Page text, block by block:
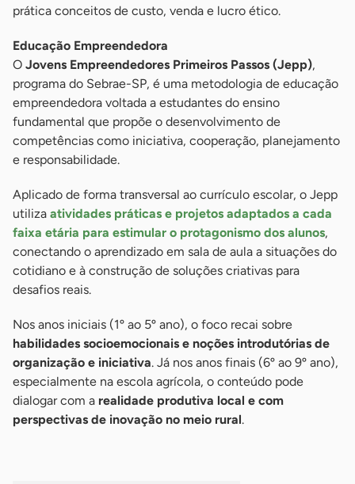
prática conceitos de custo, venda e lucro ético.
Educação Empreendedora
O Jovens Empreendedores Primeiros Passos (Jepp),
programa do Sebrae-SP, é uma metodologia de educação
empreendedora voltada a estudantes do ensino
fundamental que propõe o desenvolvimento de
competências como iniciativa, cooperação, planejamento
e responsabilidade.
Aplicado de forma transversal ao currículo escolar, o Jepp
utiliza atividades práticas e projetos adaptados a cada
faixa etária para estimular o protagonismo dos alunos,
conectando o aprendizado em sala de aula a situações do
cotidiano e à construção de soluções criativas para
desafios reais.
Nos anos iniciais (1º ao 5º ano), o foco recai sobre
habilidades socioemocionais e noções introdutórias de
organização e iniciativa. Já nos anos finais (6º ao 9º ano),
especialmente na escola agrícola, o conteúdo pode
dialogar com a realidade produtiva local e com
perspectivas de inovação no meio rural.